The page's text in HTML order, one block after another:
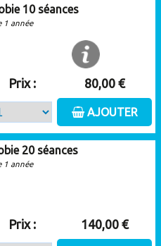
10 séances
1 année
Prix : 80,00 €
AJOUTER
20 séances
1 année
Prix : 140,00 €